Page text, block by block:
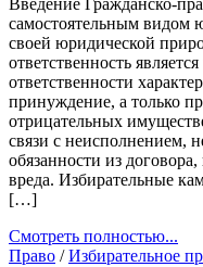
Введение Гражданско-
самостоятельным видом
своей юридической
ответственность
ответственности
принуждение, а только
отрицательных
связи с неисполнением,
обязанности из
вреда. Избирательные
[…]
Смотреть полностью...
Право /Избирательное